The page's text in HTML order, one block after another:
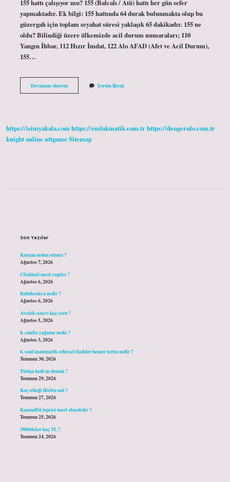
155 hattı çalışıyor mu? 155 (Balcalı / Atü) hattı her gün sefer
yapmaktadır. Ek bilgi: 155 hattında 64 durak bulunmakta olup bu
güzergah için toplam seyahat süresi yaklaşık 65 dakikadır. 155 ne
oldu? Bilindiği üzere ülkemizde acil durum numaraları; 110
Yangın İhbar, 112 Hızır İmdat, 122 Alo AFAD (Afet ve Acil Durum),
155…
Devamını okuyun155
Hattı
Yorum Bırak
https://isimyakala.comhttps://emlakmatik.com.trhttps://dengerulo.com.tr
knight onlinenttgameSitemap
Son Yazılar
Kurşun neden erimez ?
Ağustos 7, 2026
Clickbait nasıl yapılır ?
Ağustos 6, 2026
Kuluforniya nedir ?
Ağustos 6, 2026
Avcılık sınavı kaç soru ?
Ağustos 5, 2026
8. sınıfta yağmur nedir ?
Ağustos 3, 2026
6. sınıf matematik cebirsel ifadeler benzer terim nedir ?
Temmuz 30, 2026
Türkçe kedi ne demek ?
Temmuz 29, 2026
Koç erkeği flörtöz mü ?
Temmuz 27, 2026
Kazandibi tepsisi nasıl olmalıdır ?
Temmuz 25, 2026
3000dolar kaç TL ?
Temmuz 24, 2026